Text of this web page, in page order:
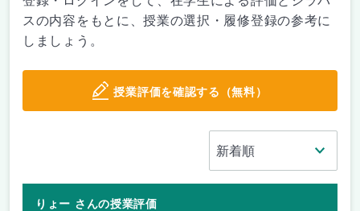
スの内容をもとに、授業の選択・履修登録の参考に
しましょう。
授業評価を確認する（無料）
りょー さんの授業評価